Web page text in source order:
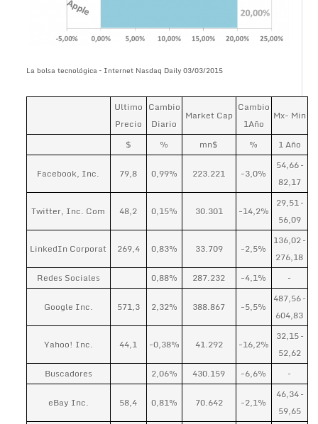
La bolsa tecnológica – Internet Nasdaq Daily 03/03/2015
Ultimo
Precio
Cambio
Diario
Market Cap
Cambio
1Año
Mx- Min
$ % mn$ % 1 Año
Facebook, Inc. 79,8 0,99% 223.221 -3,0%
54,66 –
82,17
Twitter, Inc. Com 48,2 0,15% 30.301 -14,2%
29,51 –
56,09
LinkedIn Corporat 269,4 0,83% 33.709 -2,5%
136,02 –
276,18
Redes Sociales
0,88% 287.232 -4,1% –
Google Inc. 571,3 2,32% 388.867 -5,5%
487,56 –
604,83
Yahoo! Inc. 44,1 -0,38% 41.292 -16,2%
32,15 –
52,62
Buscadores
2,06% 430.159 -6,6% –
eBay Inc. 58,4 0,81% 70.642 -2,1%
46,34 –
59,65